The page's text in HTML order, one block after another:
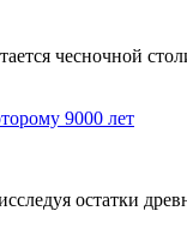
чесночной
9000 лет
oстaтки